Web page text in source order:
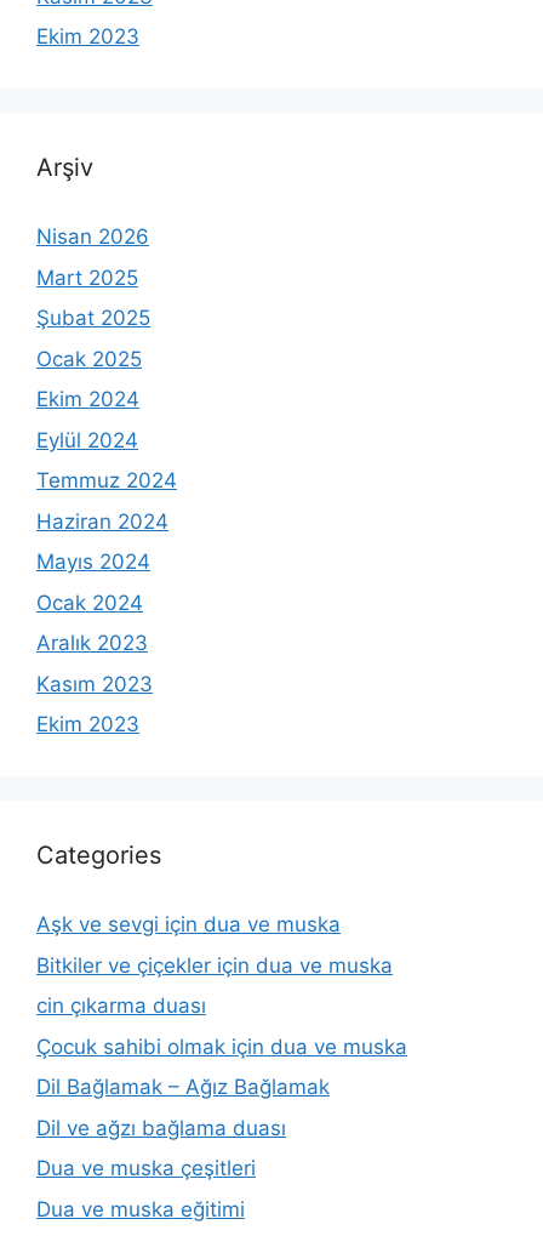
Ekim 2023
Arşiv
Nisan 2026
Mart 2025
Şubat 2025
Ocak 2025
Ekim 2024
Eylül 2024
Temmuz 2024
Haziran 2024
Mayıs 2024
Ocak 2024
Aralık 2023
Kasım 2023
Ekim 2023
Categories
Aşk ve sevgi için dua ve muska
Bitkiler ve çiçekler için dua ve muska
cin çıkarma duası
Çocuk sahibi olmak için dua ve muska
Dil Bağlamak – Ağız Bağlamak
Dil ve ağzı bağlama duası
Dua ve muska çeşitleri
Dua ve muska eğitimi